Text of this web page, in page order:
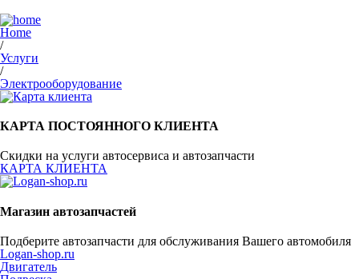
Home
/
Услуги
/
Электрооборудование
КАРТА ПОСТОЯННОГО КЛИЕНТА
Скидки на услуги автосервиса и автозапчасти
КАРТА КЛИЕНТА
Магазин автозапчастей
Подберите автозапчасти для обслуживания Вашего автомобиля
Logan-shop.ru
Двигатель